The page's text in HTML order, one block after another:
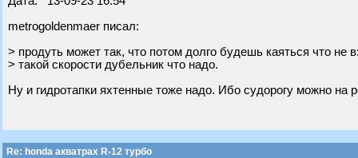
metrogoldenmaer писал:
> продуть может так, что потом долго будешь каяться что не
> такой скорости дубельник что надо.
Ну и гидротапки яхтенные тоже надо. Ибо судорогу можно на
Re: honda акватрах R-12 турбо